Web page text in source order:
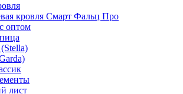
кровля Смарт Фальц Про
оптом
лист